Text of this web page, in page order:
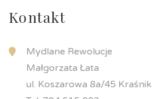
Kontakt
Mydlane Rewolucje
Małgorzata Łata
ul. Koszarowa 8a/45 Kraśnik